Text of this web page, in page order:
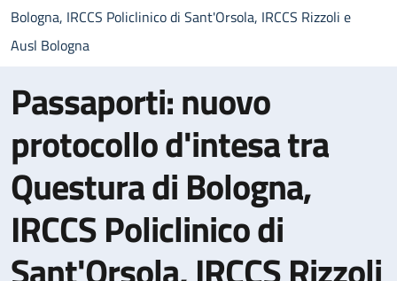
Bologna, IRCCS Policlinico di Sant'Orsola, IRCCS Rizzoli e
Ausl Bologna
Passaporti: nuovo
protocollo d'intesa tra
Questura di Bologna,
IRCCS Policlinico di